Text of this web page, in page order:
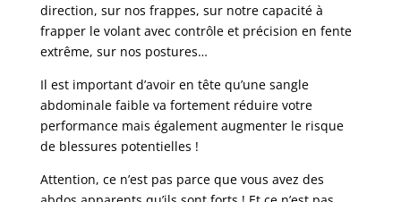
direction, sur nos frappes, sur notre capacité à
frapper le volant avec contrôle et précision en fente
extrême, sur nos postures…
Il est important d’avoir en tête qu’une sangle
abdominale faible va fortement réduire votre
performance mais également augmenter le risque
de blessures potentielles !
Attention, ce n’est pas parce que vous avez des